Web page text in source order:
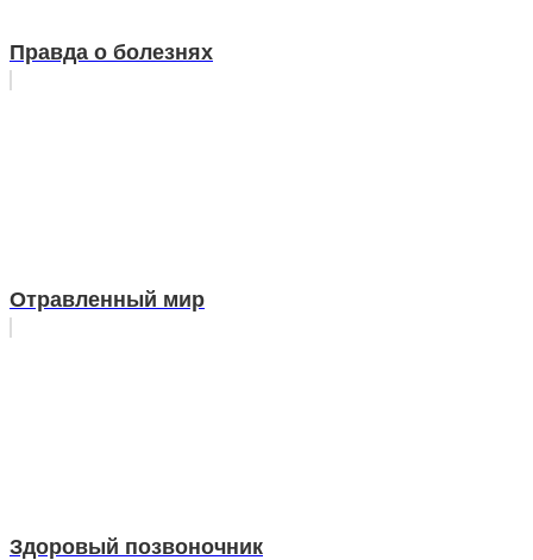
Правда о болезнях
Отравленный мир
Здоровый позвоночник